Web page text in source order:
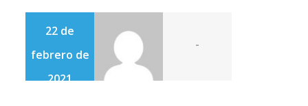
22 de
febrero de
2021
-